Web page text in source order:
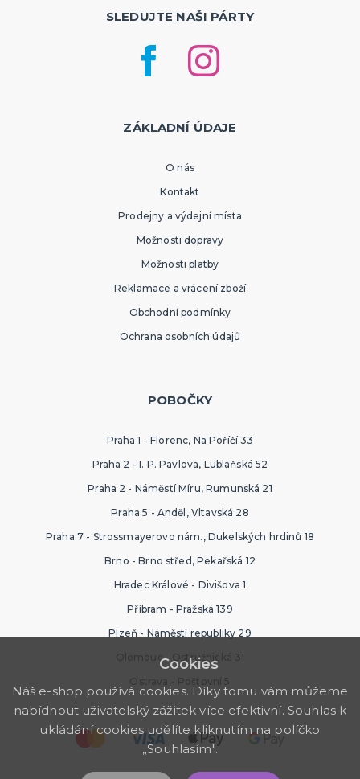
SLEDUJTE NAŠI PÁRTY
ZÁKLADNÍ ÚDAJE
O nás
Kontakt
Prodejny a výdejní místa
Možnosti dopravy
Možnosti platby
Reklamace a vrácení zboží
Obchodní podmínky
Ochrana osobních údajů
POBOČKY
Praha 1 - Florenc, Na Poříčí 33
Praha 2 - I. P. Pavlova, Lublaňská 52
Praha 2 - Náměstí Míru, Rumunská 21
Praha 5 - Anděl, Vltavská 28
Praha 7 - Strossmayerovo nám., Dukelských hrdinů 18
Brno - Brno střed, Pekařská 12
Hradec Králové - Divišova 1
Příbram - Pražská 139
Plzeň - Náměstí republiky 29
Olomouc - Ostružnická 31
Ostrava - Poštovní 5
Cookies
Náš e-shop používá cookies. Díky tomu vám můžeme
nabídnout uživatelský zážitek více efektivní. Souhlas k
ukládání cookies udělíte kliknutím na políčko
„Souhlasím".